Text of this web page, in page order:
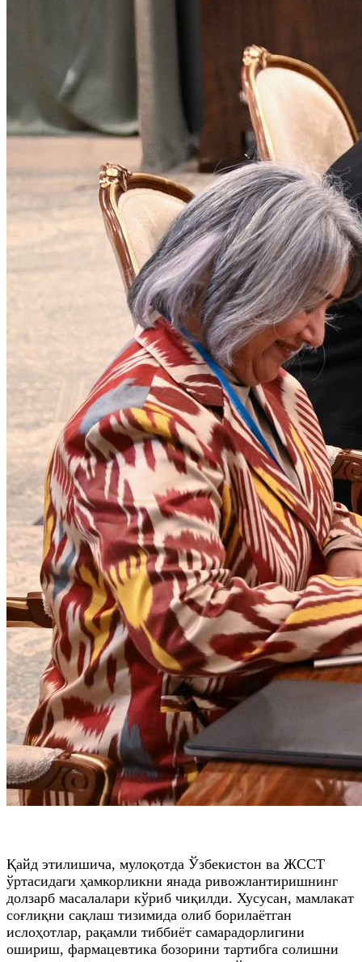
Қайд этилишича, мулоқотда Ўзбекистон ва ЖССТ
ўртасидаги ҳамкорликни янада ривожлантиришнинг
долзарб масалалари кўриб чиқилди. Хусусан, мамлакат
соғлиқни сақлаш тизимида олиб борилаётган
ислоҳотлар, рақамли тиббиёт самарадорлигини
ошириш, фармацевтика бозорини тартибга солишни